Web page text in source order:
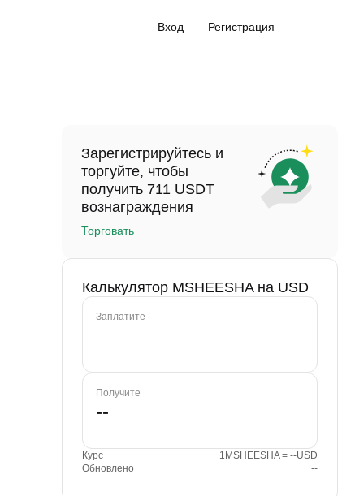
Вход Регистрация
Зарегистрируйтесь и
торгуйте, чтобы
получить 711 USDT
вознаграждения
Торговать
Калькулятор MSHEESHA на USD
Заплатите
Получите
Курс
1MSHEESHA = --USD
Обновлено
--